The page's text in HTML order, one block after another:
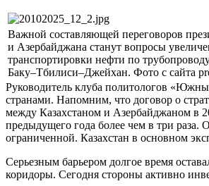
Важной составляющей переговоров
и Азербайджана станут вопросы
транспортировки нефти по
Баку–Тбилиси–Джейхан. Фото с сайта
Руководитель клуба политологов
странами. Напомним, что договор о
между Казахстаном и Азербайджаном в
предыдущего года более чем в три раза.
ограниченной. Казахстан в основном
Серьезным барьером долгое время
коридоры. Сегодня стороны активно